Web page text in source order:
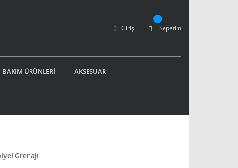
Giriş Sepetim
BAKIM ÜRÜNLERİ AKSESUAR
Grenajı